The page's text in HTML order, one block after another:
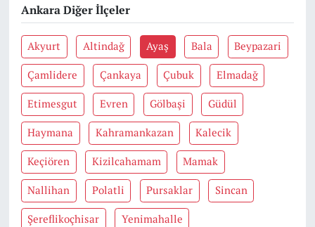
Ankara Diğer İlçeler
Akyurt Altindağ Ayaş Bala Beypazari
Çamlidere Çankaya Çubuk Elmadağ
Etimesgut Evren Gölbaşi Güdül
Haymana Kahramankazan Kalecik
Keçiören Kizilcahamam Mamak
Nallihan Polatli Pursaklar Sincan
Şereflikoçhisar Yenimahalle